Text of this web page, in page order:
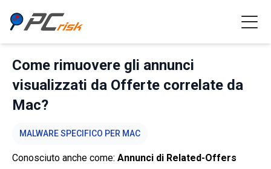
Come rimuovere gli annunci
visualizzati da Offerte correlate da
Mac?
MALWARE SPECIFICO PER MAC
Conosciuto anche come: Annunci di Related-Offers